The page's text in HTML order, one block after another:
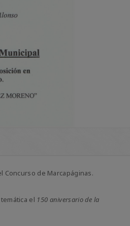
Concurso de Marcapáginas.
el 150 aniversario de la